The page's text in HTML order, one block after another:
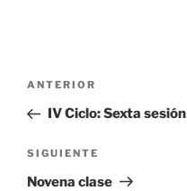
Navegación
entradas
Entrada
anterior:
ANTERIOR
IV Ciclo: Sexta sesión
Siguiente
entrada
SIGUIENTE
Novena clase